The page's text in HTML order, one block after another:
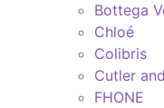
Bottega
Chloé
Colibris
Cutler
FHONE